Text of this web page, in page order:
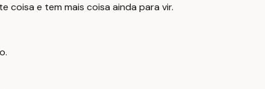
coisa e tem mais coisa ainda para vir.